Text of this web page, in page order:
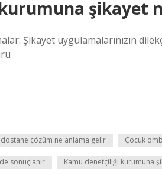
şikayet
Şikayet uygulamalarınızın
çözüm ne anlama gelir Çocuk
sonuçlanır Kamu denetçiliği kurumuna